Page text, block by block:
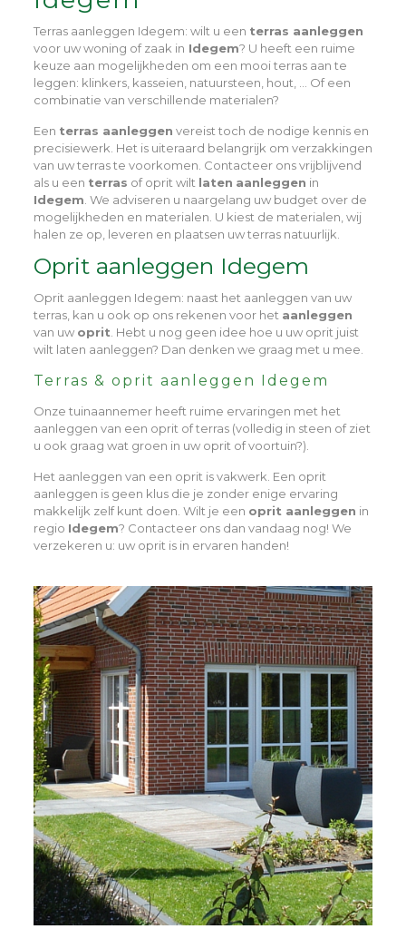
Terras aanleggen Idegem: wilt u een terras aanleggen
voor uw woning of zaak in Idegem? U heeft een ruime
keuze aan mogelijkheden om een mooi terras aan te
leggen: klinkers, kasseien, natuursteen, hout, … Of een
combinatie van verschillende materialen?
Een terras aanleggen vereist toch de nodige kennis en
precisiewerk. Het is uiteraard belangrijk om verzakkingen
van uw terras te voorkomen. Contacteer ons vrijblijvend
als u een terras of oprit wilt laten aanleggen in
Idegem . We adviseren u naargelang uw budget over de
mogelijkheden en materialen. U kiest de materialen, wij
halen ze op, leveren en plaatsen uw terras natuurlijk.
Oprit aanleggen Idegem
Oprit aanleggen Idegem: naast het aanleggen van uw
terras, kan u ook op ons rekenen voor het aanleggen
van uw oprit . Hebt u nog geen idee hoe u uw oprit juist
wilt laten aanleggen? Dan denken we graag met u mee.
Terras & oprit aanleggen Idegem
Onze tuinaannemer heeft ruime ervaringen met het
aanleggen van een oprit of terras (volledig in steen of ziet
u ook graag wat groen in uw oprit of voortuin?).
Het aanleggen van een oprit is vakwerk. Een oprit
aanleggen is geen klus die je zonder enige ervaring
makkelijk zelf kunt doen. Wilt je een oprit aanleggen in
regio Idegem? Contacteer ons dan vandaag nog! We
verzekeren u: uw oprit is in ervaren handen!